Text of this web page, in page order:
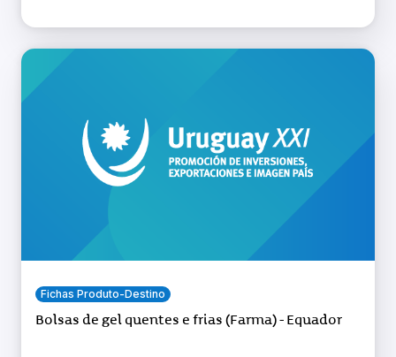
Fichas Produto-Destino
Bolsas de gel quentes e frias (Farma) - Equador